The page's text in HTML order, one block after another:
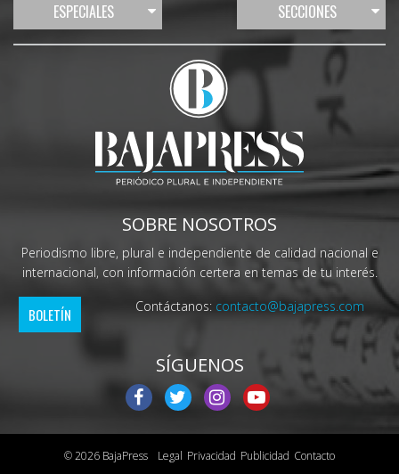
ESPECIALES SECCIONES
SOBRE NOSOTROS
Periodismo libre, plural e independiente de calidad nacional e
internacional, con información certera en temas de tu interés.
BOLETÍN Contáctanos: contacto@bajapress.com
SÍGUENOS
© 2026 BajaPress Legal Privacidad Publicidad Contacto